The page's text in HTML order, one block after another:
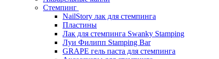
Стемпинг
NailStory лак для стемпинга
Пластины
Лак для стемпинга Swanky Stamping
Луи Филипп Stamping Bar
GRAPE гель паста для стемпинга